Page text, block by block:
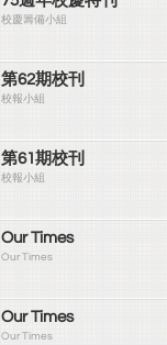
校慶籌備小組
第62期校刊
校報小組
第61期校刊
校報小組
Our Times
Our Times
Our Times
Our Times